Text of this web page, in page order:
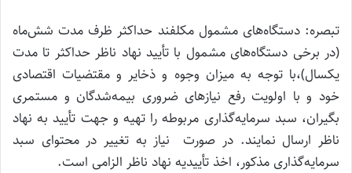
تبصره: دستگاه‌های مشمول مکلفند حداکثر ظرف مدت شش‌ماه
(در برخی دستگاه‌های مشمول با تأیید نهاد ناظر حداکثر تا مدت
یکسال)،با توجه به میزان وجوه و ذخایر و مقتضیات اقتصادی
خود و با اولویت رفع نیازهای ضروری بیمه‌شدگان و مستمری
بگیران، سبد سرمایه‌گذاری مربوطه را تهیه و جهت تأیید به نهاد
ناظر ارسال نمایند. در صورت نیاز به تغییر در محتوای سبد
سرمایه‌گذاری مذکور، اخذ تأییدیه نهاد ناظر الزامی است.